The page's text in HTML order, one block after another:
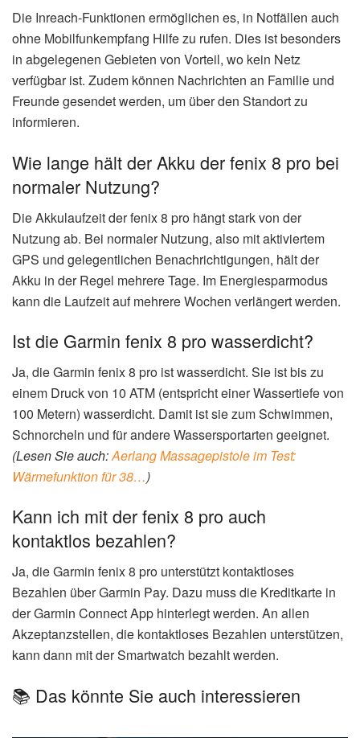
Die Inreach-Funktionen ermöglichen es, in Notfällen auch
ohne Mobilfunkempfang Hilfe zu rufen. Dies ist besonders
in abgelegenen Gebieten von Vorteil, wo kein Netz
verfügbar ist. Zudem können Nachrichten an Familie und
Freunde gesendet werden, um über den Standort zu
informieren.
Wie lange hält der Akku der fenix 8 pro bei
normaler Nutzung?
Die Akkulaufzeit der fenix 8 pro hängt stark von der
Nutzung ab. Bei normaler Nutzung, also mit aktiviertem
GPS und gelegentlichen Benachrichtigungen, hält der
Akku in der Regel mehrere Tage. Im Energiesparmodus
kann die Laufzeit auf mehrere Wochen verlängert werden.
Ist die Garmin fenix 8 pro wasserdicht?
Ja, die Garmin fenix 8 pro ist wasserdicht. Sie ist bis zu
einem Druck von 10 ATM (entspricht einer Wassertiefe von
100 Metern) wasserdicht. Damit ist sie zum Schwimmen,
Schnorcheln und für andere Wassersportarten geeignet.
(Lesen Sie auch:Aerlang Massagepistole im Test:
Wärmefunktion für 38…)
Kann ich mit der fenix 8 pro auch
kontaktlos bezahlen?
Ja, die Garmin fenix 8 pro unterstützt kontaktloses
Bezahlen über Garmin Pay. Dazu muss die Kreditkarte in
der Garmin Connect App hinterlegt werden. An allen
Akzeptanzstellen, die kontaktloses Bezahlen unterstützen,
kann dann mit der Smartwatch bezahlt werden.
📚 Das könnte Sie auch interessieren